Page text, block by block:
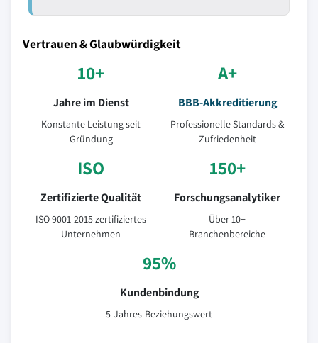
Vertrauen & Glaubwürdigkeit
10+
Jahre im Dienst
Konstante Leistung seit
Gründung
A+
BBB-Akkreditierung
Professionelle Standards &
Zufriedenheit
ISO
Zertifizierte Qualität
ISO 9001-2015 zertifiziertes
Unternehmen
150+
Forschungsanalytiker
Über 10+
Branchenbereiche
95%
Kundenbindung
5-Jahres-Beziehungswert